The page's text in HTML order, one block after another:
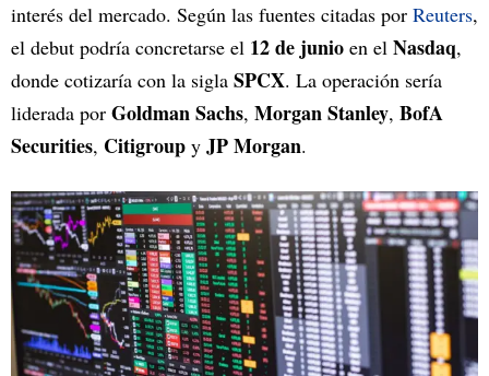
interés del mercado. Según las fuentes citadas por Reuters,
el debut podría concretarse el 12 de junio en el Nasdaq,
donde cotizaría con la sigla SPCX. La operación sería
liderada por Goldman Sachs, Morgan Stanley, BofA
Securities, Citigroup y JP Morgan.